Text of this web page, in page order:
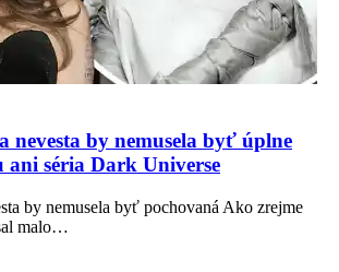
nevesta by nemusela byť úplne
ani séria Dark Universe
by nemusela byť pochovaná Ako zrejme
malo…